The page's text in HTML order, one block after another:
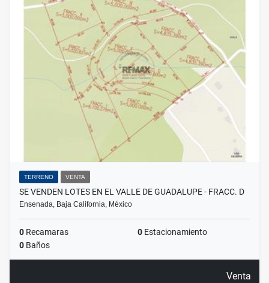
TERRENO VENTA
SE VENDEN LOTES EN EL VALLE DE GUADALUPE - FRACC. D
Ensenada, Baja California, México
0 Recamaras 0 Estacionamiento
0 Baños
Venta